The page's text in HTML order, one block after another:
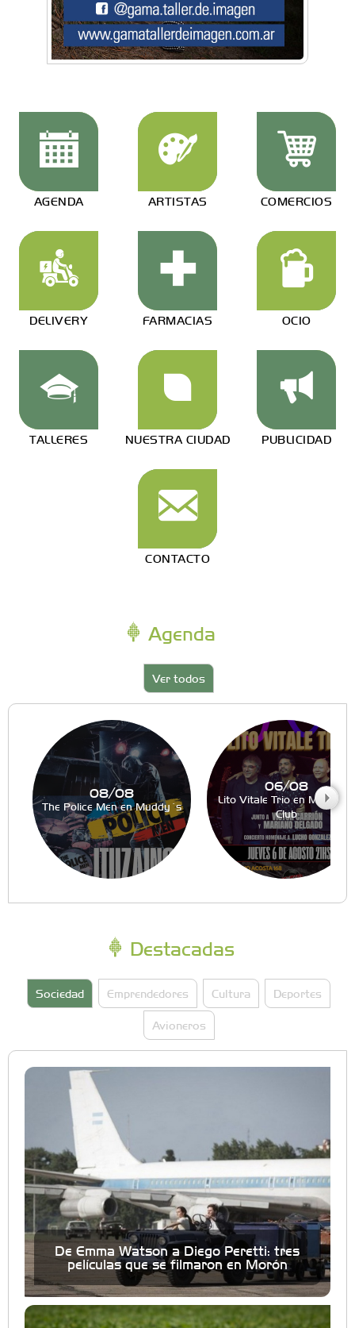
AGENDA ARTISTAS COMERCIOS
DELIVERY FARMACIAS OCIO
TALLERES NUESTRA CIUDAD PUBLICIDAD
CONTACTO
Agenda
Ver todos
08/08
The Police Men en Muddy´s
06/08
Lito Vitale Trio en Muddy´s
Club
Destacadas
Sociedad Emprendedores Cultura Deportes
Avioneros
De Emma Watson a Diego Peretti: tres
películas que se filmaron en Morón